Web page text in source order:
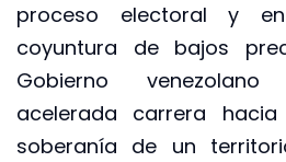
proceso electoral y
coyuntura de bajos
Gobierno
acelerada carrera
soberanía de un